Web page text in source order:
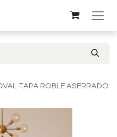
TAPA ROBLE ASERRADO